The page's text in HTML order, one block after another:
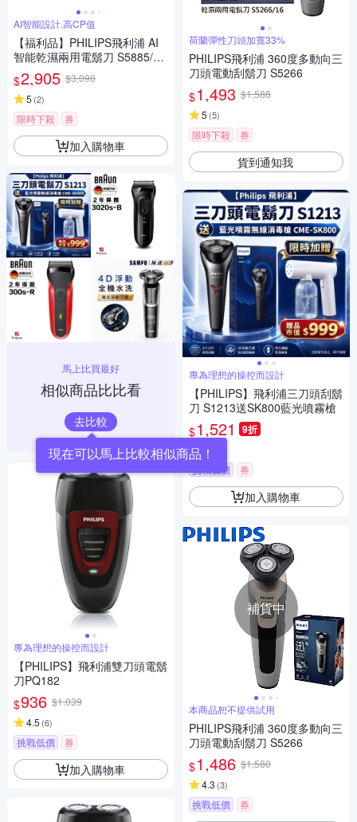
AI智能設計,高CP值
【福利品】PHILIPS飛利浦 AI
智能乾濕兩用電鬍刀 S5885/10
(一年保固)
$2,905 $3,090
5 (2)
限時下殺 券
加入購物車
馬上比買最好
相似商品比比看
去比較
現在可以馬上比較相似商品！
專為理想的操控而設計
【PHILIPS】飛利浦雙刀頭電鬍
刀PQ182
$936 $1,039
4.5 (6)
挑戰低價 券
加入購物車
荷蘭彈性刀頭加寬33%
PHILIPS飛利浦 360度多動向三
刀頭電動刮鬍刀 S5266
$1,493 $1,588
5 (5)
限時下殺 券
貨到通知我
專為理想的操控而設計
【PHILIPS】飛利浦三刀頭刮鬍
刀 S1213送SK800藍光噴霧槍
$1,521 9折
4.8
挑戰低價 券
加入購物車
補貨中
本商品恕不提供試用
PHILIPS飛利浦 360度多動向三
刀頭電動刮鬍刀 S5266
$1,486 $1,580
4.3 (3)
挑戰低價 券